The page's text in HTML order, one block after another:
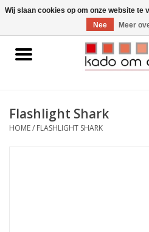
Home
Gadgets
Flashlight Shark
HOME/ FLASHLIGHT SHARK
Wij slaan cookies op om onze website te
Nee
Meer